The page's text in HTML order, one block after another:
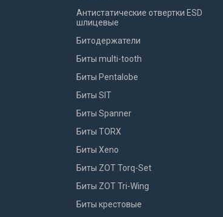
Антистатические отвертки ESD
шлицевые
Битодержатели
Биты multi-tooth
Биты Pentalobe
Биты SIT
Биты Spanner
Биты TORX
Биты Xeno
Биты ZOT Torq-Set
Биты ZOT Tri-Wing
Биты крестовые